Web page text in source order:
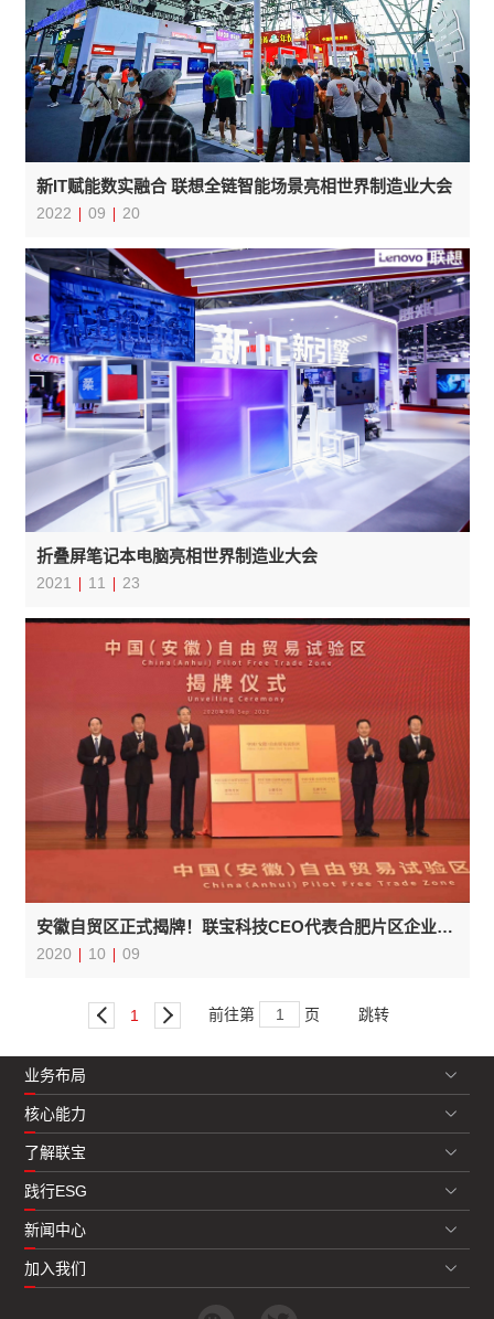
新IT赋能数实融合 联想全链智能场景亮相世界制造业大会
2022 09 20
折叠屏笔记本电脑亮相世界制造业大会
2021 11 23
安徽自贸区正式揭牌！联宝科技CEO代表合肥片区企业发言
2020 10 09
1 前往第 页
业务布局
核心能力
了解联宝
践行ESG
新闻中心
加入我们